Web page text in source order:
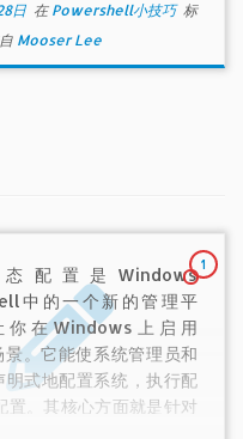
日在 Powershell小技巧 标
Mooser Lee
1
配置是Windows
中的一个新的管理平
你在Windows上启用
。它能使系统管理员和
式地配置系统，执行配
置。其核心方面就是针对